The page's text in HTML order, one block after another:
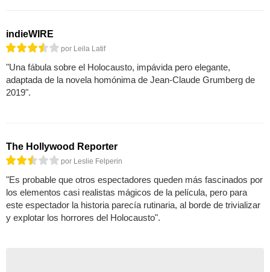
indieWIRE
por Leila Latif
"Una fábula sobre el Holocausto, impávida pero elegante,
adaptada de la novela homónima de Jean-Claude Grumberg de
2019".
The Hollywood Reporter
por Leslie Felperin
"Es probable que otros espectadores queden más fascinados por
los elementos casi realistas mágicos de la película, pero para
este espectador la historia parecía rutinaria, al borde de trivializar
y explotar los horrores del Holocausto".